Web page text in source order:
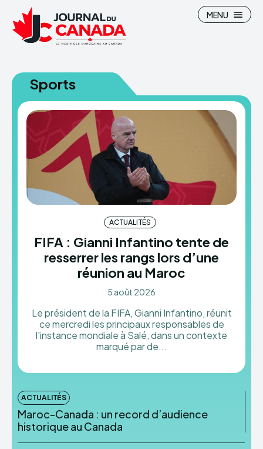
Search
Canada
Maroc
Immigration
High-Tech
Divertissement
Sports
Search
Canada
Maroc
Immigration
High-Tech
Divertissement
Sports
MENU
Sports
ACTUALITÉS
FIFA : Gianni Infantino tente de
resserrer les rangs lors d’une
réunion au Maroc
5 août 2026
Le président de la FIFA, Gianni Infantino, réunit
ce mercredi les principaux responsables de
l'instance mondiale à Salé, dans un contexte
marqué par de...
ACTUALITÉS
Maroc-Canada : un record d’audience
historique au Canada